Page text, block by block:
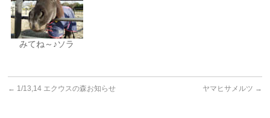
みてね～♪ソラ
← 1/13,14 エクウスの森お知らせ ヤマヒサメルツ →